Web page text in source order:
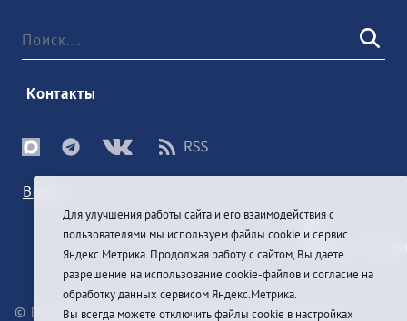
Контакты
Войти
© При цитировании информации с сайта ссылка на
Для улучшения работы сайта и его взаимодействия с
пользователями мы используем файлы cookie и сервис
Яндекс.Метрика. Продолжая работу с сайтом, Вы даете
разрешение на использование cookie-файлов и согласие на
обработку данных сервисом Яндекс.Метрика.
Вы всегда можете отключить файлы cookie в настройках